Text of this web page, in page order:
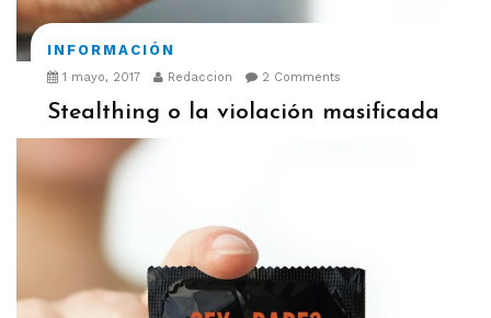
INFORMACIÓN
1 mayo, 2017 Redaccion 2 Comments
Stealthing o la violación masificada